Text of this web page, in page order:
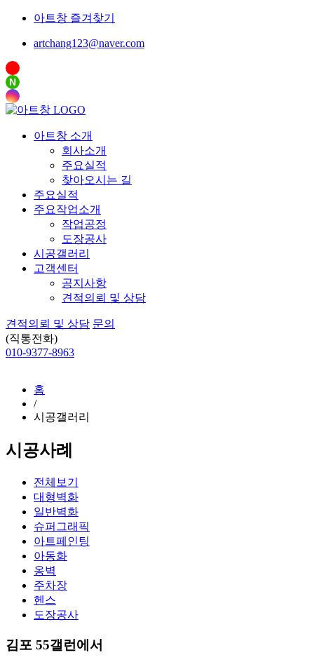
아트창 즐겨찾기
artchang123@naver.com
N
아트창 소개
회사소개
주요실적
찾아오시는 길
주요실적
주요작업소개
작업공정
도장공사
시공갤러리
고객센터
공지사항
견적의뢰 및 상담
견적의뢰 및 상담 문의
(직통전화)
010-9377-8963
홈
/
시공갤러리
시공사례
전체보기
대형벽화
일반벽화
슈퍼그래픽
아트페인팅
아동화
옹벽
주차장
헨스
도장공사
김포 55갤런에서